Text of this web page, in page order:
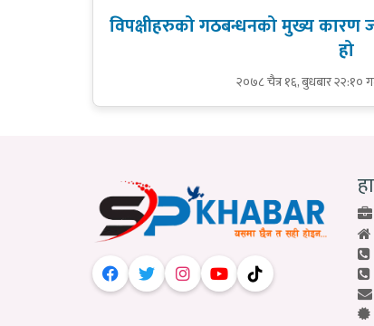
विपक्षीहरुको गठबन्धनको मुख्य कारण
हो
२०७८ चैत्र १६, बुधबार २२:१०